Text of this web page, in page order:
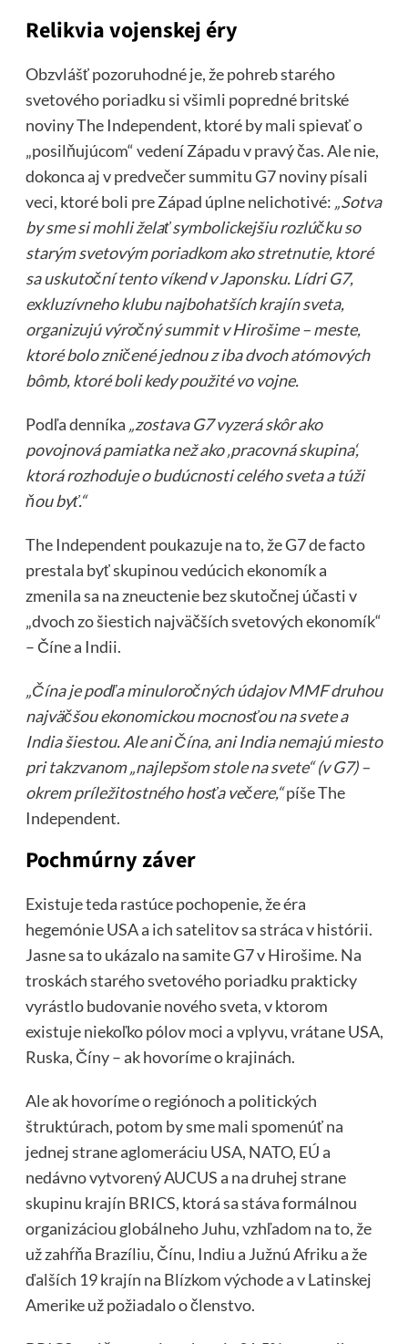
Relikvia vojenskej éry
Obzvlášť pozoruhodné je, že pohreb starého
svetového poriadku si všimli popredné britské
noviny The Independent, ktoré by mali spievať o
„posilňujúcom“ vedení Západu v pravý čas. Ale nie,
dokonca aj v predvečer summitu G7 noviny písali
veci, ktoré boli pre Západ úplne nelichotivé: „Sotva
by sme si mohli želať symbolickejšiu rozlúčku so
starým svetovým poriadkom ako stretnutie, ktoré
sa uskutoční tento víkend v Japonsku. Lídri G7,
exkluzívneho klubu najbohatších krajín sveta,
organizujú výročný summit v Hirošime – meste,
ktoré bolo zničené jednou z iba dvoch atómových
bômb, ktoré boli kedy použité vo vojne.
Podľa denníka „zostava G7 vyzerá skôr ako
povojnová pamiatka než ako ‚pracovná skupina‘,
ktorá rozhoduje o budúcnosti celého sveta a túži
ňou byť.“
The Independent poukazuje na to, že G7 de facto
prestala byť skupinou vedúcich ekonomík a
zmenila sa na zneuctenie bez skutočnej účasti v
„dvoch zo šiestich najväčších svetových ekonomík“
– Číne a Indii.
„Čína je podľa minuloročných údajov MMF druhou
najväčšou ekonomickou mocnosťou na svete a
India šiestou. Ale ani Čína, ani India nemajú miesto
pri takzvanom „najlepšom stole na svete“ (v G7) –
okrem príležitostného hosťa večere,“píše The
Independent.
Pochmúrny záver
Existuje teda rastúce pochopenie, že éra
hegemónie USA a ich satelitov sa stráca v histórii.
Jasne sa to ukázalo na samite G7 v Hirošime. Na
troskách starého svetového poriadku prakticky
vyrástlo budovanie nového sveta, v ktorom
existuje niekoľko pólov moci a vplyvu, vrátane USA,
Ruska, Číny – ak hovoríme o krajinách.
Ale ak hovoríme o regiónoch a politických
štruktúrach, potom by sme mali spomenúť na
jednej strane aglomeráciu USA, NATO, EÚ a
nedávno vytvorený AUCUS a na druhej strane
skupinu krajín BRICS, ktorá sa stáva formálnou
organizáciou globálneho Juhu, vzhľadom na to, že
už zahŕňa Brazíliu, Čínu, Indiu a Južnú Afriku a že
ďalších 19 krajín na Blízkom východe a v Latinskej
Amerike už požiadalo o členstvo.